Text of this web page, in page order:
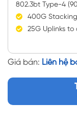
802.3bt Type-4
400G
25G Uplinks
Giá bán: Liên hệ